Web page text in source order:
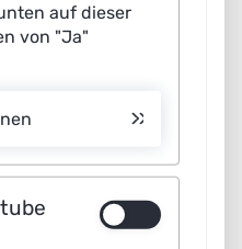
dass der Einsatz
nicht absehbar ist,
die Justiz zukünftig
von KI zu
der Anzahl an Verfahren
denn die Verfahren
auf dieser
von "Ja"